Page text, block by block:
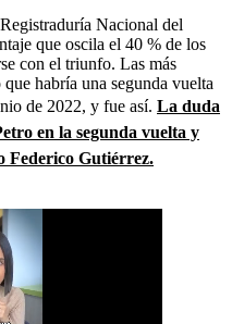
Nacional del
que oscila el 40 % de los
con el triunfo. Las más
habría una segunda vuelta
de 2022, y fue así. La duda
en la segunda vuelta y
Federico Gutiérrez.